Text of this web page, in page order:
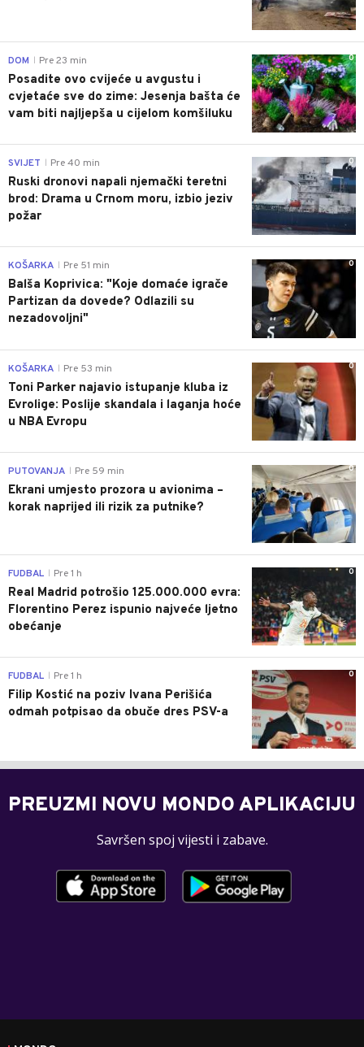
0
DOM Pre 23 min
Posadite ovo cvijeće u avgustu i
cvjetaće sve do zime: Jesenja bašta će
vam biti najljepša u cijelom komšiluku
0
SVIJET Pre 40 min
Ruski dronovi napali njemački teretni
brod: Drama u Crnom moru, izbio jeziv
požar
0
KOŠARKA Pre 51 min
Balša Koprivica: "Koje domaće igrače
Partizan da dovede? Odlazili su
nezadovoljni"
0
KOŠARKA Pre 53 min
Toni Parker najavio istupanje kluba iz
Evrolige: Poslije skandala i laganja hoće
u NBA Evropu
0
PUTOVANJA Pre 59 min
Ekrani umjesto prozora u avionima –
korak naprijed ili rizik za putnike?
0
FUDBAL Pre 1 h
Real Madrid potrošio 125.000.000 evra:
Florentino Perez ispunio najveće ljetno
obećanje
0
FUDBAL Pre 1 h
Filip Kostić na poziv Ivana Perišića
odmah potpisao da obuče dres PSV-a
PREUZMI NOVU MONDO APLIKACIJU
Savršen spoj vijesti i zabave.